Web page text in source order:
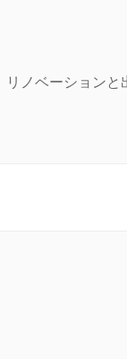
ノベーションと